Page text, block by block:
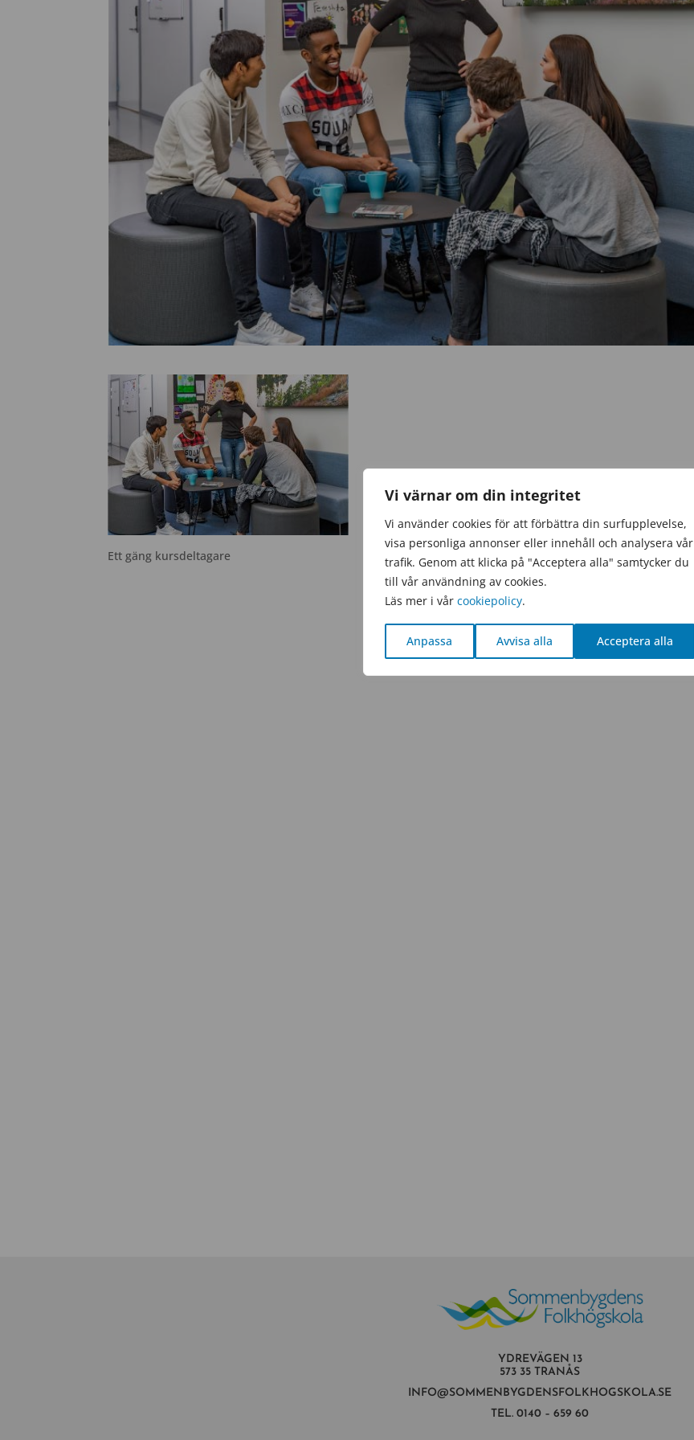
Vi värnar om din integritet
Vi använder cookies för att förbättra din surfupplevelse,
visa personliga annonser eller innehåll och analysera vår
trafik. Genom att klicka på "Acceptera alla" samtycker du
till vår användning av cookies.
Läs mer i vår cookiepolicy.
Anpassa Avvisa alla Acceptera alla
Ett gäng kursdeltagare
YDREVÄGEN 13
573 35 TRANÅS
INFO@SOMMENBYGDENSFOLKHOGSKOLA.SE
TEL. 0140 – 659 60